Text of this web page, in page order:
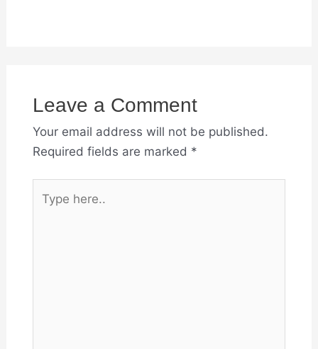
Leave a Comment
Your email address will not be published.
Required fields are marked *
here..